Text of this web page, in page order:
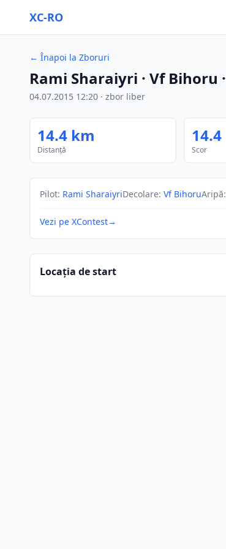
XC-RO
← Înapoi la Zboruri
Rami Sharaiyri · Vf Bihoru ·
04.07.2015 12:20 · zbor liber
14.4 km
Distanță
14.4
Scor
Pilot: Rami SharaiyriDecolare: Vf BihoruAripă:
Vezi pe XContest→
Locația de start